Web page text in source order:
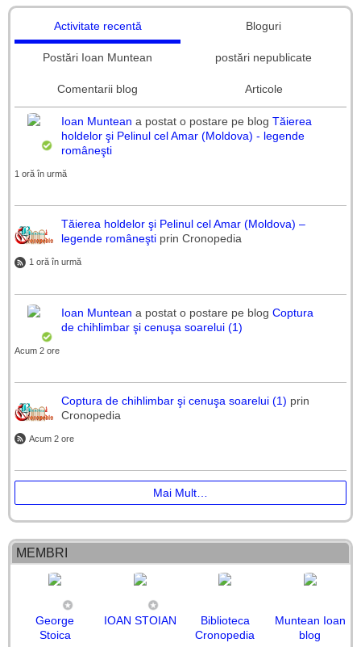
Activitate recentă Bloguri
Postări Ioan Muntean postări nepublicate
Comentarii blog Articole
Ioan Muntean a postat o postare pe blog Tăierea
holdelor şi Pelinul cel Amar (Moldova) - legende
româneşti
1 oră în urmă
Tăierea holdelor şi Pelinul cel Amar (Moldova) –
legende româneşti prin Cronopedia
1 oră în urmă
Ioan Muntean a postat o postare pe blog Coptura
de chihlimbar şi cenuşa soarelui (1)
Acum 2 ore
Coptura de chihlimbar şi cenuşa soarelui (1) prin
Cronopedia
Acum 2 ore
Mai Mult…
MEMBRI
George
Stoica
IOAN STOIAN
Biblioteca
Cronopedia
Muntean Ioan
blog